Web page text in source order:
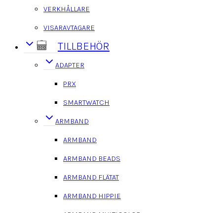
VERKHÅLLARE
VISARAVTAGARE
TILLBEHÖR
ADAPTER
PRX
SMARTWATCH
ARMBAND
ARMBAND
ARMBAND BEADS
ARMBAND FLÄTAT
ARMBAND HIPPIE